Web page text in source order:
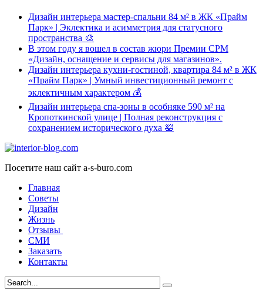
Дизайн интерьера мастер-спальни 84 м² в ЖК «Прайм
Парк» | Эклектика и асимметрия для статусного
пространства 🎨
В этом году я вошел в состав жюри Премии CPM
«Дизайн, оснащение и сервисы для магазинов».
Дизайн интерьера кухни-гостиной, квартира 84 м² в ЖК
«Прайм Парк» | Умный инвестиционный ремонт с
эклектичным характером 💰
Дизайн интерьера спа-зоны в особняке 590 м² на
Кропоткинской улице | Полная реконструкция с
сохранением исторического духа 🛀
Посетите наш сайт a-s-buro.com
Главная
Советы
Дизайн
Жизнь
Отзывы
СМИ
Заказать
Контакты